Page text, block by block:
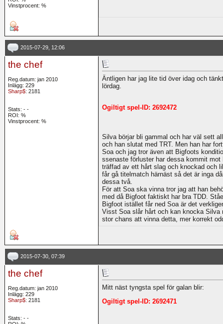
Vinstprocent: %
2015-07-29, 12:06
the chef
Reg.datum: jan 2010
Inlägg: 229
Sharp$: 2181
Stats: - -
ROI: %
Vinstprocent: %
Äntligen har jag lite tid över idag och
lördag.
Ogiltigt spel-ID: 2692472
Silva börjar bli gammal och har väl sett
och han slutat med TRT. Men han har
Soa och jag tror även att Bigfoots
ssenaste förluster har dessa kommit
träffad av ett hårt slag och knockad och
får gå titelmatch härnäst så det är inga
dessa två.
För att Soa ska vinna tror jag att han
med då Bigfoot faktiskt har bra TDD.
Bigfoot istället får ned Soa är det
Visst Soa slår hårt och kan knocka Silva
stor chans att vinna detta, mer korrekt
2015-07-30, 07:39
the chef
Reg.datum: jan 2010
Inlägg: 229
Sharp$: 2181
Stats: - -
Mitt näst tyngsta spel för galan blir:
Ogiltigt spel-ID: 2692471